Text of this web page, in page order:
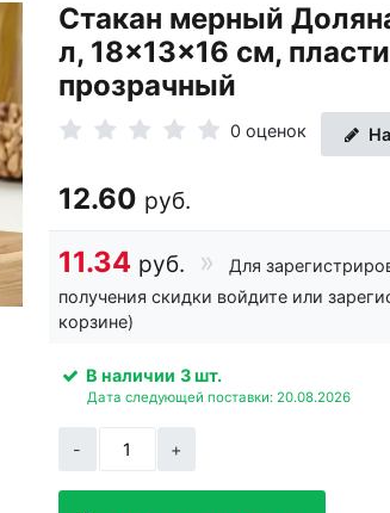
Стакан мерный
л, 18×13×16 см,
прозрачный
0 оценок
12.60 руб.
11.34 руб.
Для
получения скидки войдите или
корзине)
В наличии 3 шт.
Дата следующей поставки: 20.08.2026
- +